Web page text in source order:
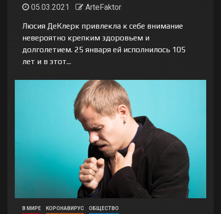
05.03.2021
ArteFaktor
Люсия ДеКлерк привлекла к себе внимание
невероятно крепким здоровьем и
долголетием. 25 января ей исполнилось 105
лет и в этот...
В МИРЕ КОРОНАВИРУС ОБЩЕСТВО